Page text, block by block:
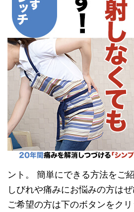
ント。 簡単にできる方法をご
しびれや痛みにお悩みの方はぜ
ご希望の方は下のボタンをク